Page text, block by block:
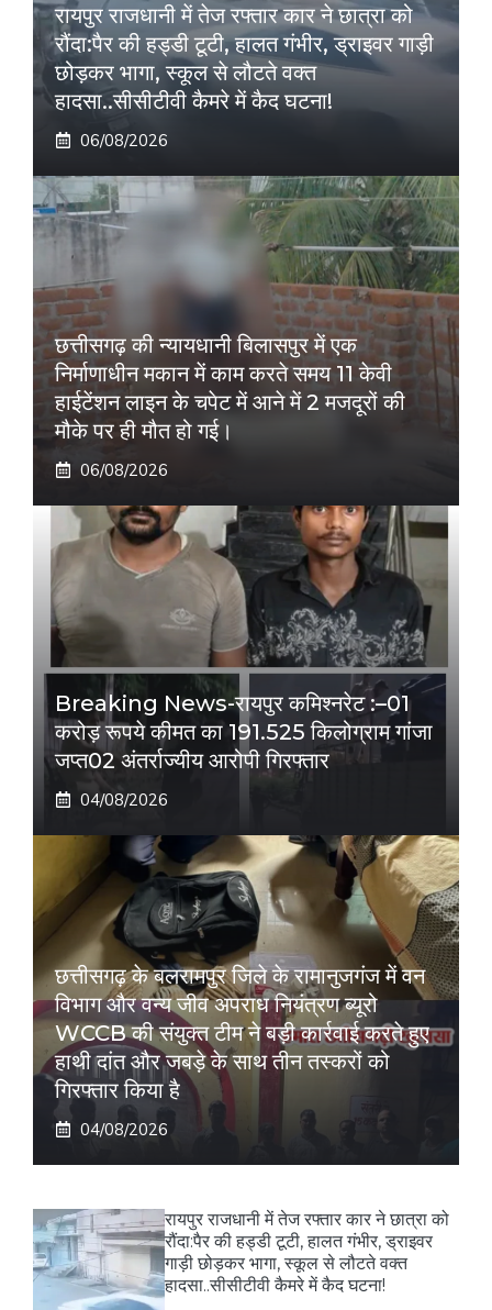
रायपुर राजधानी में तेज रफ्तार कार ने छात्रा को
रौंदा:पैर की हड्डी टूटी, हालत गंभीर, ड्राइवर गाड़ी
छोड़कर भागा, स्कूल से लौटते वक्त
हादसा..सीसीटीवी कैमरे में कैद घटना!
06/08/2026
छत्तीसगढ़ की न्यायधानी बिलासपुर में एक
निर्माणाधीन मकान में काम करते समय 11 केवी
हाईटेंशन लाइन के चपेट में आने में 2 मजदूरों की
मौके पर ही मौत हो गई।
06/08/2026
Breaking News-रायपुर कमिश्नरेट :–01
करोड़ रूपये कीमत का 191.525 किलोग्राम गांजा
जप्त02 अंतर्राज्यीय आरोपी गिरफ्तार
04/08/2026
छत्तीसगढ़ के बलरामपुर जिले के रामानुजगंज में वन
विभाग और वन्य जीव अपराध नियंत्रण ब्यूरो
WCCB की संयुक्त टीम ने बड़ी कार्रवाई करते हुए
हाथी दांत और जबड़े के साथ तीन तस्करों को
गिरफ्तार किया है
04/08/2026
रायपुर राजधानी में तेज रफ्तार कार ने छात्रा को
रौंदा:पैर की हड्डी टूटी, हालत गंभीर, ड्राइवर
गाड़ी छोड़कर भागा, स्कूल से लौटते वक्त
हादसा..सीसीटीवी कैमरे में कैद घटना!